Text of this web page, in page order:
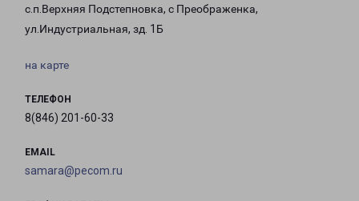
с.п.Верхняя Подстепновка, с Преображенка,
ул.Индустриальная, зд. 1Б
на карте
ТЕЛЕФОН
8(846) 201-60-33
EMAIL
samara@pecom.ru